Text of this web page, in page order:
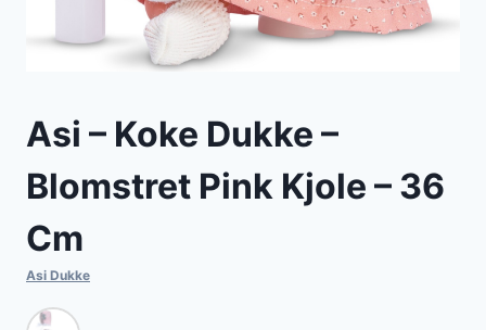
Asi – Koke Dukke –
Blomstret Pink Kjole – 36
Cm
Asi Dukke